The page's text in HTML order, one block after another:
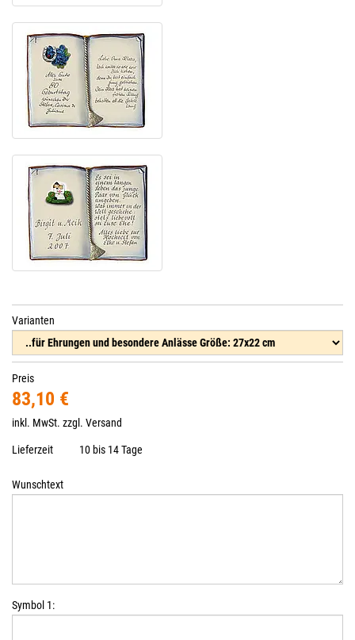
Varianten
Preis
83,10 €
inkl. MwSt. zzgl. Versand
Lieferzeit 10 bis 14 Tage
Wunschtext
Symbol 1: